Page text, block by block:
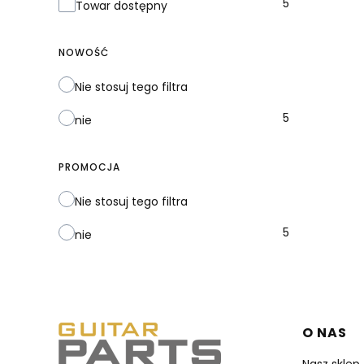
Dostępność
Towar dostępny
NOWOŚĆ
Nie stosuj tego filtra
nie 5
PROMOCJA
Nie stosuj tego filtra
nie 5
Linki
O NAS